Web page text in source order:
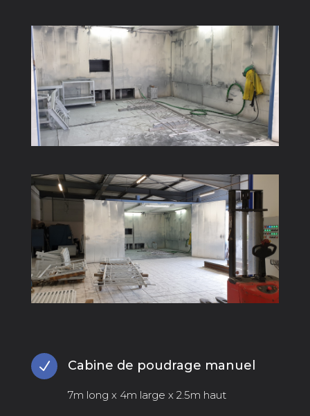
N Cabine de poudrage manuel
7m long x 4m large x 2.5m haut